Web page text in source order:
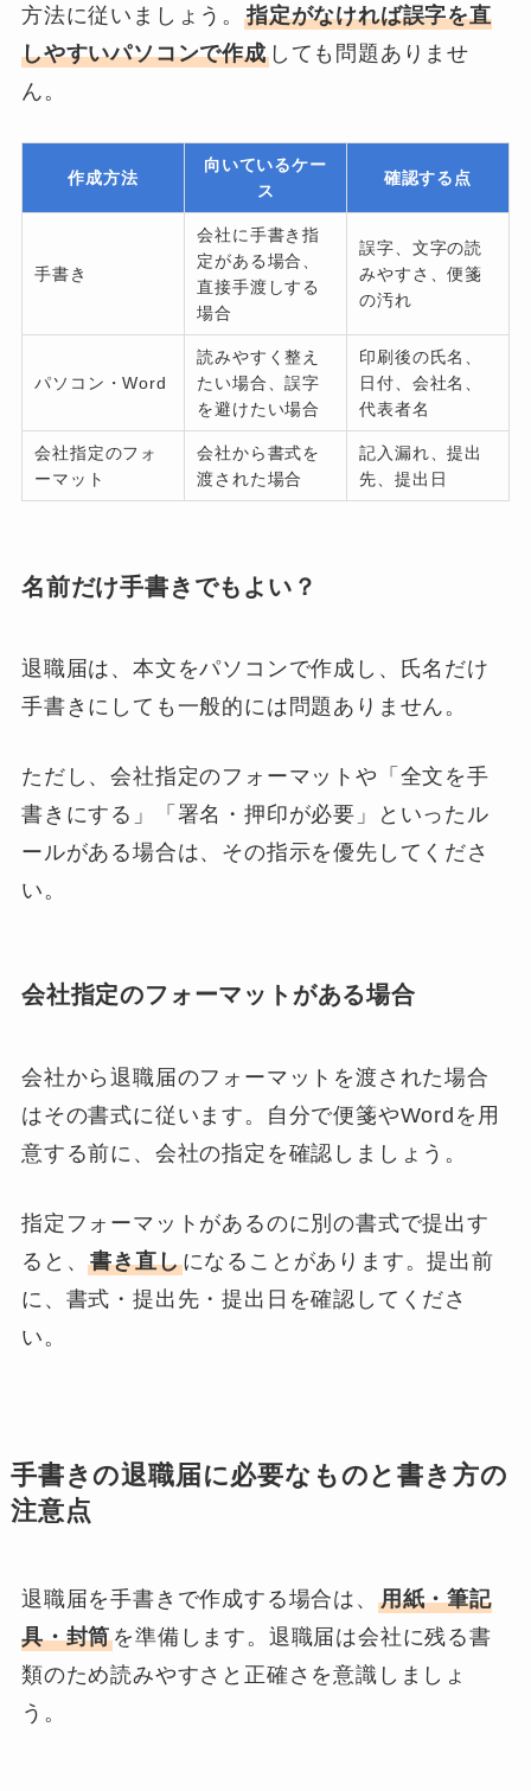
方法に従いましょう。 指定がなければ誤字を直
しやすいパソコンで作成しても問題ありませ
ん。
作成方法
向いているケー
ス
確認する点
手書き
会社に手書き指
定がある場合、
直接手渡しする
場合
誤字、文字の読
みやすさ、便箋
の汚れ
パソコン・Word
読みやすく整え
たい場合、誤字
を避けたい場合
印刷後の氏名、
日付、会社名、
代表者名
会社指定のフォ
ーマット
会社から書式を
渡された場合
記入漏れ、提出
先、提出日
名前だけ手書きでもよい？
退職届は、本文をパソコンで作成し、氏名だけ
手書きにしても一般的には問題ありません。
ただし、会社指定のフォーマットや「全文を手
書きにする」「署名・押印が必要」といったル
ールがある場合は、その指示を優先してくださ
い。
会社指定のフォーマットがある場合
会社から退職届のフォーマットを渡された場合
はその書式に従います。自分で便箋やWordを用
意する前に、会社の指定を確認しましょう。
指定フォーマットがあるのに別の書式で提出す
ると、書き直しになることがあります。提出前
に、書式・提出先・提出日を確認してくださ
い。
手書きの退職届に必要なものと書き方の
注意点
退職届を手書きで作成する場合は、 用紙・筆記
具・封筒を準備します。退職届は会社に残る書
類のため読みやすさと正確さを意識しましょ
う。